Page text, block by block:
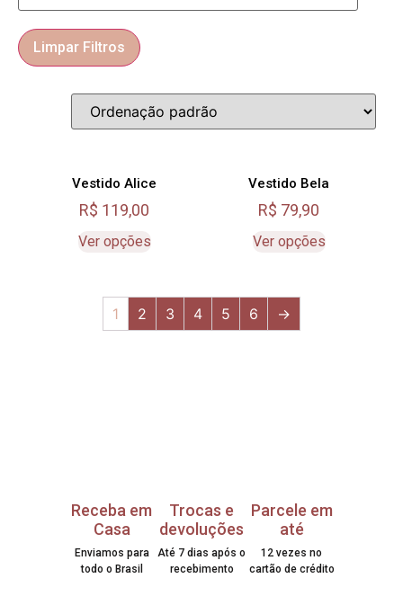
Limpar Filtros
Vestido Alice
R$ 119,00
Ver opções
Vestido Bela
R$ 79,90
Ver opções
1 2 3 4 5 6 →
Receba em
Casa
Enviamos para
todo o Brasil
Trocas e
devoluções
Até 7 dias após o
recebimento
Parcele em
até
12 vezes no
cartão de crédito